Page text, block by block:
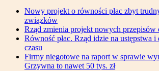
Nowy projekt o równości płac zbyt
związków
Rząd zmienia projekt nowych przepisów
Równość płac. Rząd idzie na ustępstwa
czasu
Firmy niegotowe na raport w sprawie
Grzywna to nawet 50 tys. zł